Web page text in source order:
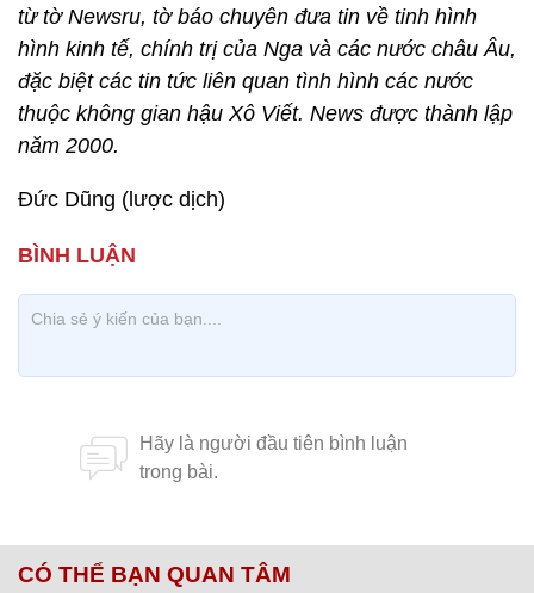
từ tờ Newsru, tờ báo chuyên đưa tin về tinh hình
hình kinh tế, chính trị của Nga và các nước châu Âu,
đặc biệt các tin tức liên quan tình hình các nước
thuộc không gian hậu Xô Viết. News được thành lập
năm 2000.
Đức Dũng (lược dịch)
CÓ THỂ BẠN QUAN TÂM